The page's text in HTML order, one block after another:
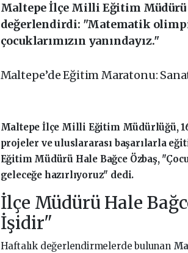
Maltepe İlçe Milli Eğitim Müdürü
değerlendirdi: "Matematik
çocuklarımızın yanındayız."
Maltepe’de Eğitim Maratonu:
Maltepe İlçe Milli Eğitim Müdürlüğü,
projeler ve uluslararası başarılarla
Eğitim Müdürü Hale Bağce Özbaş,
geleceğe hazırlıyoruz" dedi.
İlçe Müdürü Hale
İşidir"
Haftalık değerlendirmelerde bulunan